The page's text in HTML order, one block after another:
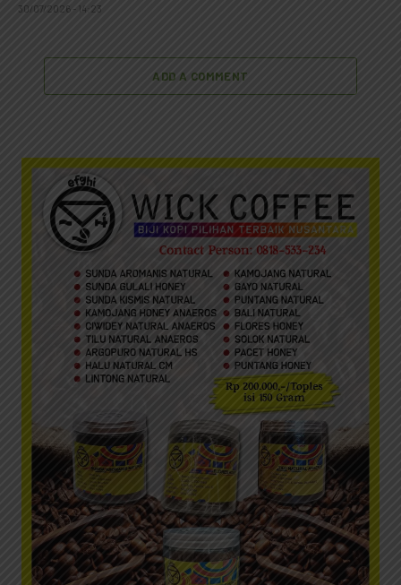
30/07/2026 - 14:23
ADD A COMMENT